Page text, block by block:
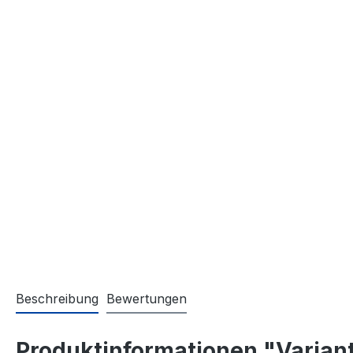
Beschreibung Bewertungen